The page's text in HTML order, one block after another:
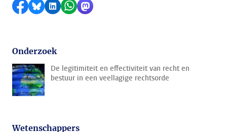
Delen op Facebook
Delen via Bluesky
Delen op LinkedIn
Delen via WhatsApp
Delen via Mastodon
Onderzoek
De legitimiteit en effectiviteit van recht en
bestuur in een veellagige rechtsorde
Wetenschappers